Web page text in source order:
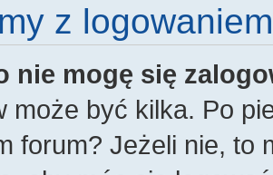
z
nie mogę się
może być kilka. Po
forum? Jeżeli nie, to